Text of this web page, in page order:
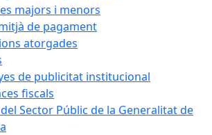
majors i menors
de pagament
atorgades
de publicitat institucional
fiscals
Sector Públic de la Generalitat de